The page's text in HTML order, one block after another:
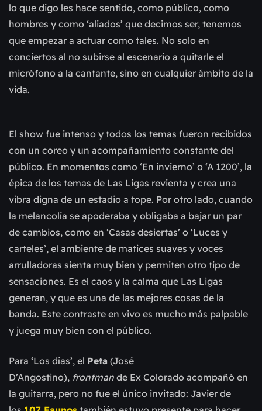
lo que digo les hace sentido, como público, como
hombres y como ‘aliados’ que decimos ser, tenemos
que empezar a actuar como tales. No solo en
conciertos al no subirse al escenario a quitarle el
micrófono a la cantante, sino en cualquier ámbito de la
vida.
El show fue intenso y todos los temas fueron recibidos
con un coreo y un acompañamiento constante del
público. En momentos como ‘En invierno’ o ‘A 1200’, la
épica de los temas de Las Ligas revienta y crea una
vibra digna de un estadio a tope. Por otro lado, cuando
la melancolía se apoderaba y obligaba a bajar un par
de cambios, como en ‘Casas desiertas’ o ‘Luces y
carteles’, el ambiente de matices suaves y voces
arrulladoras sienta muy bien y permiten otro tipo de
sensaciones. Es el caos y la calma que Las Ligas
generan, y que es una de las mejores cosas de la
banda. Este contraste en vivo es mucho más palpable
y juega muy bien con el público.
Para ‘Los días’, el Peta (José
D’Angostino), frontman de Ex Colorado acompañó en
la guitarra, pero no fue el único invitado: Javier de